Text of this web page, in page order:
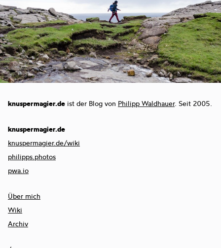
knuspermagier.de ist der Blog von Philipp Waldhauer. Seit 2005.
knuspermagier.de
knuspermagier.de/wiki
philipps.photos
pwa.io
Über mich
Wiki
Archiv